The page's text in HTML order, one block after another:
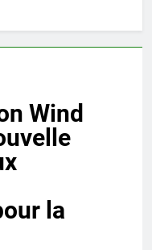
Wind
la